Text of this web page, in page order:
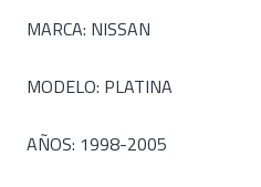
MARCA: NISSAN
MODELO: PLATINA
AÑOS: 1998-2005